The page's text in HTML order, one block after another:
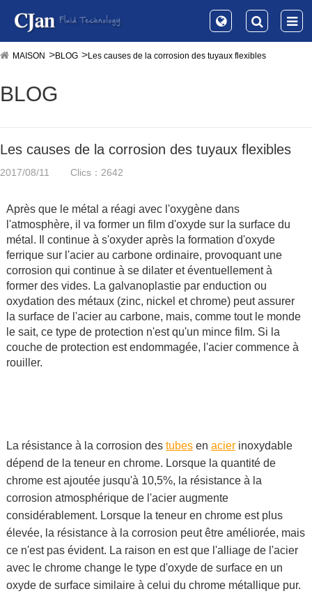
MAISON BLOG Les causes de la corrosion des tuyaux flexibles
BLOG
Les causes de la corrosion des tuyaux flexibles
2017/08/11 Clics：2642
Après que le métal a réagi avec l'oxygène dans
l'atmosphère, il va former un film d'oxyde sur la surface du
métal. Il continue à s'oxyder après la formation d'oxyde
ferrique sur l'acier au carbone ordinaire, provoquant une
corrosion qui continue à se dilater et éventuellement à
former des vides. La galvanoplastie par enduction ou
oxydation des métaux (zinc, nickel et chrome) peut assurer
la surface de l'acier au carbone, mais, comme tout le monde
le sait, ce type de protection n'est qu'un mince film. Si la
couche de protection est endommagée, l'acier commence à
rouiller.
La résistance à la corrosion des tubesen acierinoxydable
dépend de la teneur en chrome. Lorsque la quantité de
chrome est ajoutée jusqu'à 10,5%, la résistance à la
corrosion atmosphérique de l'acier augmente
considérablement. Lorsque la teneur en chrome est plus
élevée, la résistance à la corrosion peut être améliorée, mais
ce n'est pas évident. La raison en est que l'alliage de l'acier
avec le chrome change le type d'oxyde de surface en un
oxyde de surface similaire à celui du chrome métallique pur.